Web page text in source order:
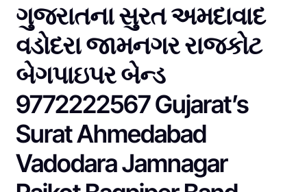
ગુજરાતના સુરત અમદાવાદ
વડોદરા જામનગર રાજકોટ
બેગપાઇપર બેન્ડ
9772222567 Gujarat’s
Surat Ahmedabad
Vadodara Jamnagar